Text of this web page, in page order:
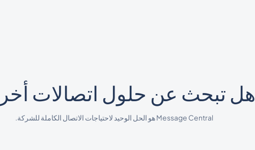
هل تبحث عن حلول اتصالات
Message Central هو الحل الوحيد لاحتياجات الاتصال الكاملة للشركة.